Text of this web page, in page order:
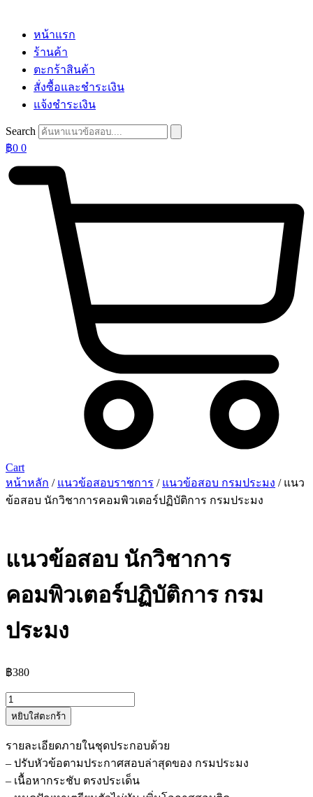
หน้าแรก
ร้านค้า
ตะกร้าสินค้า
สั่งซื้อและชำระเงิน
แจ้งชำระเงิน
Search
฿0 0
Cart
หน้าหลัก / แนวข้อสอบราชการ / แนวข้อสอบ กรมประมง / แนว
ข้อสอบ นักวิชาการคอมพิวเตอร์ปฏิบัติการ กรมประมง
แนวข้อสอบ นักวิชาการ
คอมพิวเตอร์ปฏิบัติการ กรม
ประมง
฿380
จำนวน
แนว
นัก
วิชาการ
คอมพิวเตอร์
หยิบใส่ตะกร้า
รายละเอียดภายในชุดประกอบด้วย
– ปรับหัวข้อตามประกาศสอบล่าสุดของ กรมประมง
– เนื้อหากระชับ ตรงประเด็น